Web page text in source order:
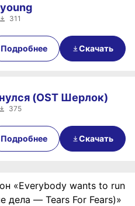
311
Подробнее Скачать
(OST Шерлок)
375
Подробнее Скачать
«Everybody wants to run
дела — Tears For Fears)»